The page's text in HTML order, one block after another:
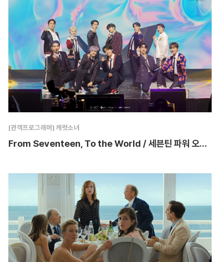
[관객프로그래머] 캐럿소녀
From Seventeen, To the World / 세븐틴 파워 오브 러브 : 더 무비